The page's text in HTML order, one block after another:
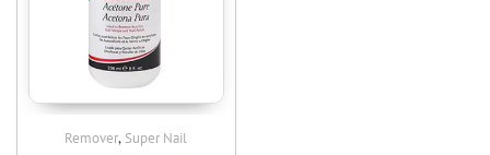
Remover, Super Nail